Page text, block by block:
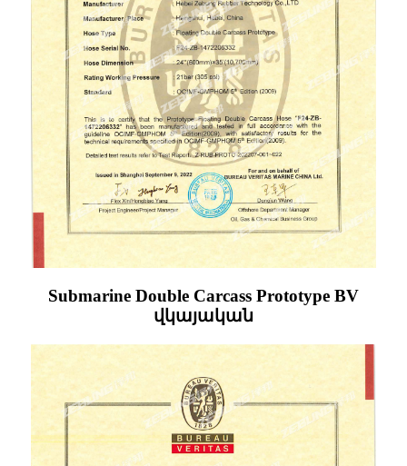
Submarine Double Carcass Prototype BV
վկայական